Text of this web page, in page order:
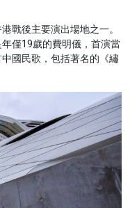
戰後主要演出場地之一。
僅19歲的費明儀，首演當
國民歌，包括著名的《繡